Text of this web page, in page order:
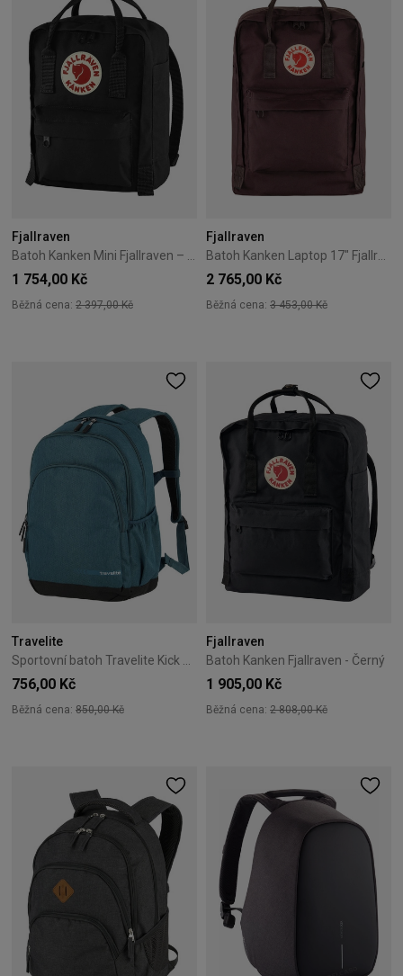
Fjallraven
1 754,00 Kč
Běžná cena: 2 397,00 Kč
Fjallraven
2 765,00 Kč
Běžná cena: 3 453,00 Kč
Travelite
Sportovní batoh Travelite Kick Off L modrý
756,00 Kč
Běžná cena: 850,00 Kč
Fjallraven
Batoh Kanken Fjallraven - Černý
1 905,00 Kč
Běžná cena: 2 808,00 Kč